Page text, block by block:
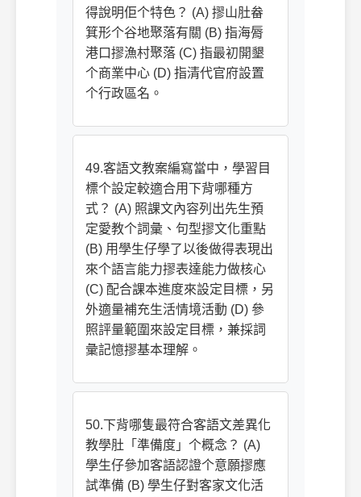
得說明佢个特色？ (A) 摎山肚畚
箕形个谷地聚落有關 (B) 指海脣
港口摎漁村聚落 (C) 指最初開墾
个商業中心 (D) 指清代官府設置
个行政區名。
49.客語文教案編寫當中，學習目
標个設定較適合用下背哪種方
式？ (A) 照課文內容列出先生預
定愛教个詞彙、句型摎文化重點
(B) 用學生仔學了以後做得表現出
來个語言能力摎表達能力做核心
(C) 配合課本進度來設定目標，另
外適量補充生活情境活動 (D) 參
照評量範圍來設定目標，兼採詞
彙記憶摎基本理解。
50.下背哪隻最符合客語文差異化
教學肚「準備度」个概念？ (A)
學生仔參加客語認證个意願摎應
試準備 (B) 學生仔對客家文化活